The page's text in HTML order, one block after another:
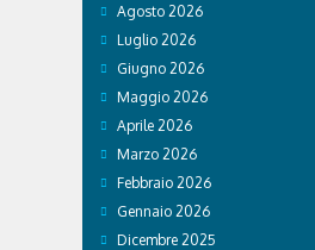
Agosto 2026
Luglio 2026
Giugno 2026
Maggio 2026
Aprile 2026
Marzo 2026
Febbraio 2026
Gennaio 2026
Dicembre 2025